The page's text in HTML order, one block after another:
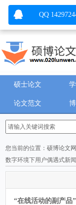
硕士论文
论文范文
您当前的位置：硕博论文网
数字环境下用户偶遇式新
“在线活动的副产品
QQ